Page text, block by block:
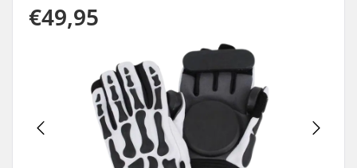
€49,95